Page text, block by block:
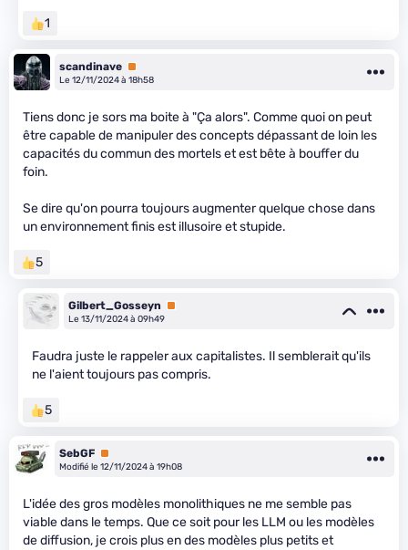
1
scandinave Premium
Le 12/11/2024 à 18h58
Tiens donc je sors ma boite à "Ça alors". Comme quoi on peut
être capable de manipuler des concepts dépassant de loin les
capacités du commun des mortels et est bête à bouffer du
foin.
Se dire qu'on pourra toujours augmenter quelque chose dans
un environnement finis est illusoire et stupide.
5
Gilbert_Gosseyn
Premium
Le 13/11/2024 à 09h49
Faudra juste le rappeler aux capitalistes. Il semblerait qu'ils
ne l'aient toujours pas compris.
5
SebGF Premium
Modifié le 12/11/2024 à 19h08
L'idée des gros modèles monolithiques ne me semble pas
viable dans le temps. Que ce soit pour les LLM ou les modèles
de diffusion, je crois plus en des modèles plus petits et